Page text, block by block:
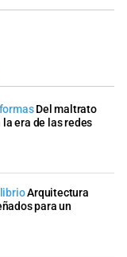
Del maltrato
era de las redes
Arquitectura
para un